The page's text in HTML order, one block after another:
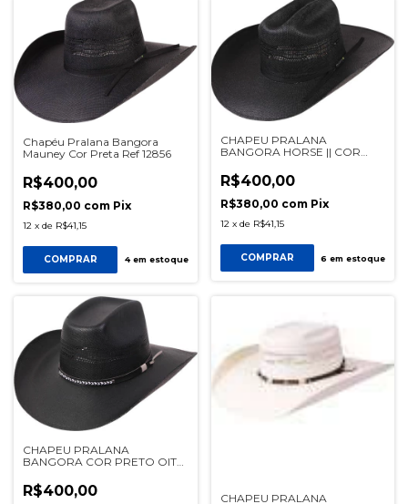
Chapéu Pralana Bangora
Mauney Cor Preta Ref 12856
R$400,00
R$380,00 com Pix
12 x de R$41,15
COMPRAR 4em estoque
CHAPEU PRALANA
BANGORA HORSE || COR
R$400,00
R$380,00 com Pix
12 x de R$41,15
COMPRAR 6 em estoque
CHAPEU PRALANA
BANGORA COR PRETO OITO
R$400,00
CHAPEU PRALANA